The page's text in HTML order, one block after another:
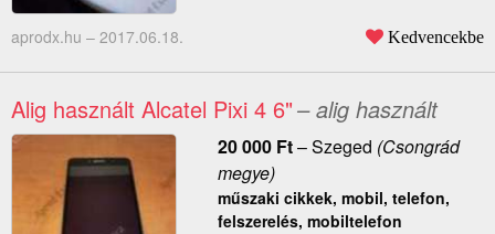
aprodx.hu – 2017.06.18. Kedvencekbe
Alig használt Alcatel Pixi 4 6"– alig használt
20 000 Ft–Szeged (Csongrád
megye)
műszaki cikkek, mobil, telefon,
felszerelés, mobiltelefon